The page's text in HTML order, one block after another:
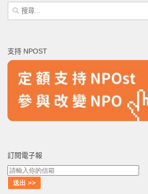
搜
尋
字:
支持 NPOST
訂閱電子報